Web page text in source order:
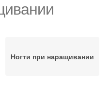
Ногти при наращивании